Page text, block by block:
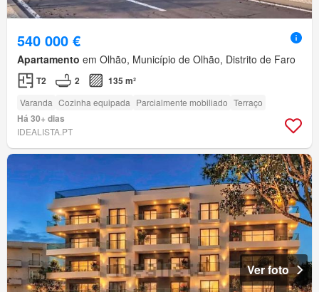
540 000 €
Apartamento em Olhão, Município de Olhão, Distrito de Faro
T2 2 135 m²
Varanda Cozinha equipada Parcialmente mobiliado Terraço
Há 30+ dias
IDEALISTA.PT
Ver foto